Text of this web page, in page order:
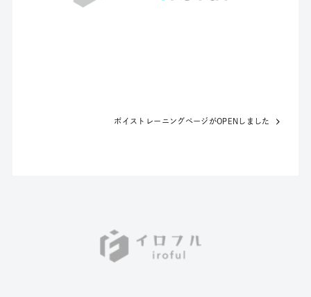
ボイストレーニングページがOPENしました